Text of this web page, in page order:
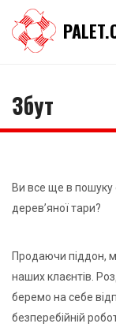
Збут
Ви все ще в пошуку
дерев’яної тари?
Продаючи піддон,
наших клаєнтів.
беремо на себе
безперебійній